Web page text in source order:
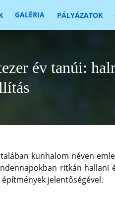
GALÉRIA PÁLYÁZATOK
év tanúi:
kunhalom néven
ritkán hallani
építmények jelentőségével.